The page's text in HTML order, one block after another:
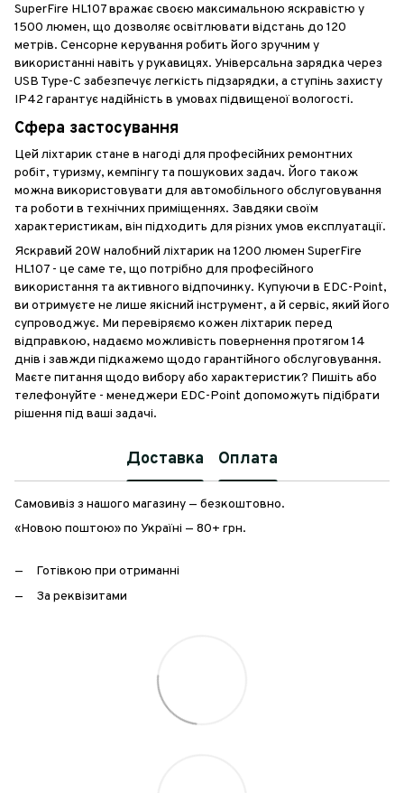
SuperFire HL107 вражає своєю максимальною яскравістю у
1500 люмен, що дозволяє освітлювати відстань до 120
метрів. Сенсорне керування робить його зручним у
використанні навіть у рукавицях. Універсальна зарядка через
USB Type-C забезпечує легкість підзарядки, а ступінь захисту
IP42 гарантує надійність в умовах підвищеної вологості.
Сфера застосування
Цей ліхтарик стане в нагоді для професійних ремонтних
робіт, туризму, кемпінгу та пошукових задач. Його також
можна використовувати для автомобільного обслуговування
та роботи в технічних приміщеннях. Завдяки своїм
характеристикам, він підходить для різних умов експлуатації.
Яскравий 20W налобний ліхтарик на 1200 люмен SuperFire
HL107 - це саме те, що потрібно для професійного
використання та активного відпочинку. Купуючи в EDC-Point,
ви отримуєте не лише якісний інструмент, а й сервіс, який його
супроводжує. Ми перевіряємо кожен ліхтарик перед
відправкою, надаємо можливість повернення протягом 14
днів і завжди підкажемо щодо гарантійного обслуговування.
Маєте питання щодо вибору або характеристик? Пишіть або
телефонуйте - менеджери EDC-Point допоможуть підібрати
рішення під ваші задачі.
Доставка Оплата
Самовивіз з нашого магазину — безкоштовно.
«Новою поштою» по Україні — 80+ грн.
Готівкою при отриманні
За реквізитами